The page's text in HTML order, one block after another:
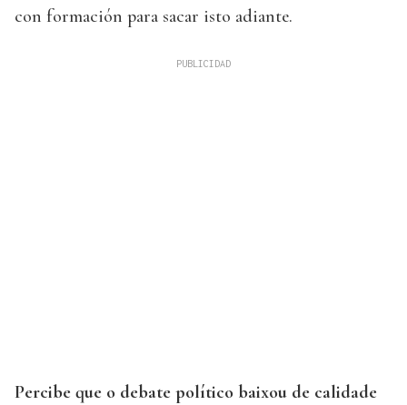
con formación para sacar isto adiante.
Percibe que o debate político baixou de calidade